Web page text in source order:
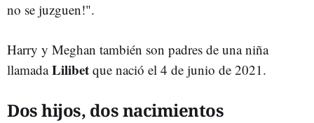
no se juzguen!".
Harry y Meghan también son padres de una niña
llamadaLilibet que nació el 4 de junio de 2021.
Dos hijos, dos nacimientos